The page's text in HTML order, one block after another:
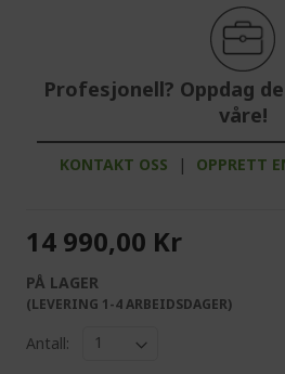
Profesjonell? Oppdag
våre!
KONTAKT OSS | OPPRETT
14 990,00 Kr
PÅ LAGER
(LEVERING 1-4 ARBEIDSDAGER)
Antall: